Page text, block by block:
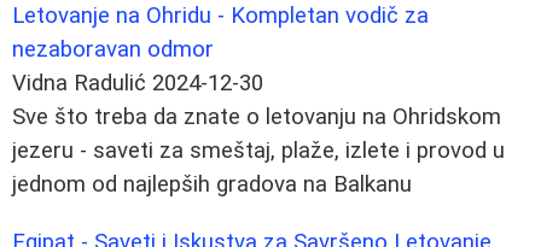
Letovanje na Ohridu - Kompletan vodič za
nezaboravan odmor
Vidna Radulić 2024-12-30
Sve što treba da znate o letovanju na Ohridskom
jezeru - saveti za smeštaj, plaže, izlete i provod u
jednom od najlepših gradova na Balkanu